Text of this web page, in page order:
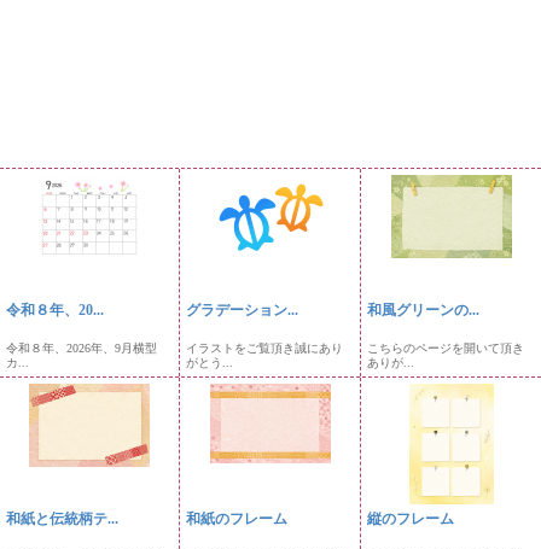
令和８年、20...
令和８年、2026年、9月横型
カ...
グラデーション...
イラストをご覧頂き誠にあり
がとう...
和風グリーンの...
こちらのページを開いて頂き
ありが...
和紙と伝統柄テ... 和紙のフレーム 縦のフレーム